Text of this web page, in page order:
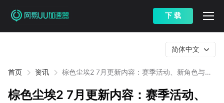
下 载
首页 资讯
棕色尘埃2 7月更新内容：赛季活动、新角色与流
简体中文
棕色尘埃2 7月更新内容：赛季活动、